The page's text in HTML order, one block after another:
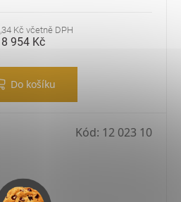
Kč včetně DPH
8 954 Kč
Do košíku
Kód: 12 023 10